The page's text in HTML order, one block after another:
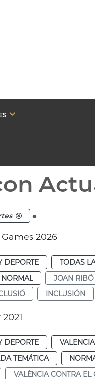
.
2026
DEPORTE TODAS
NORMAL JOAN RIBÓ
INCLUSIÓN
DEPORTE VALENCIA
TEMÁTICA
VALÈNCIA CONTRA EL